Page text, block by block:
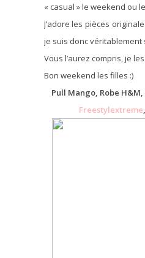
« casual » le weekend ou
J’adore les pièces
je suis donc véritablement
Vous l’aurez compris, je
Bon weekend les filles :)
Pull Mango, Robe
Freestylextreme